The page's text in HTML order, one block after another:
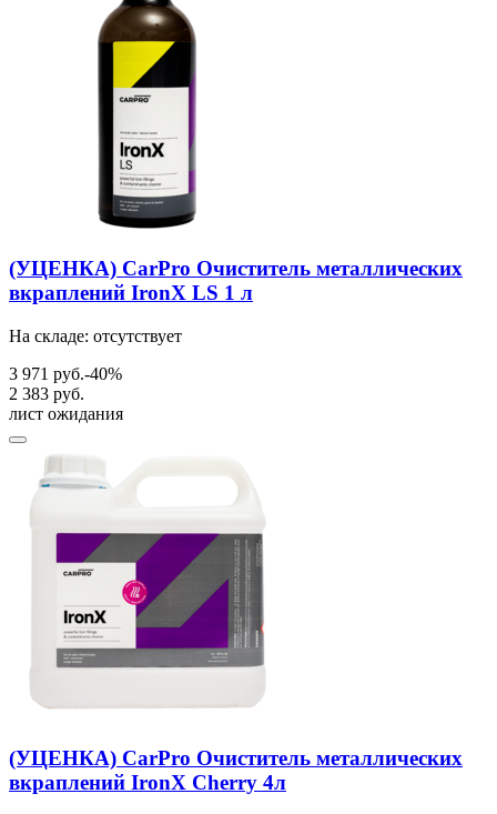
(УЦЕНКА) CarPro Очиститель металлических
вкраплений IronX LS 1 л
На складе: отсутствует
3 971 руб.-40%
2 383 руб.
лист ожидания
(УЦЕНКА) CarPro Очиститель металлических
вкраплений IronX Cherry 4л